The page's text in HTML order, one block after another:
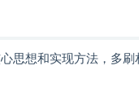
思想和实现方法，多刷